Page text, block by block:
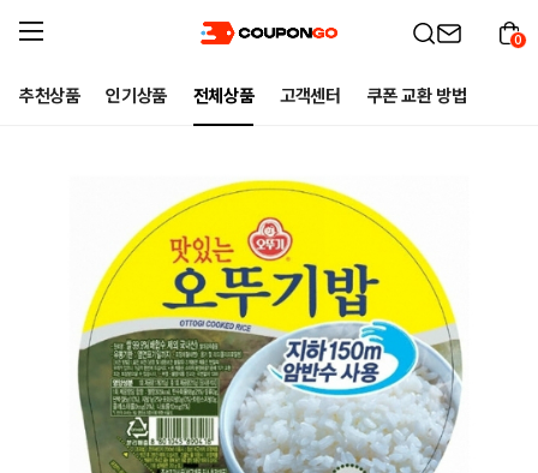
추천상품 인기상품 전체상품 고객센터 쿠폰 교환 방법
0